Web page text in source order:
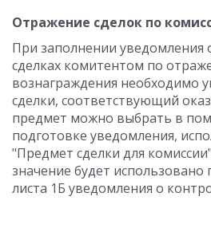
Отражение сделок по
При заполнении уведомления
сделках комитентом по
вознаграждения необходимо
сделки, соответствующий
предмет можно выбрать в
подготовке уведомления,
"Предмет сделки для
значение будет использовано
листа 1Б уведомления о